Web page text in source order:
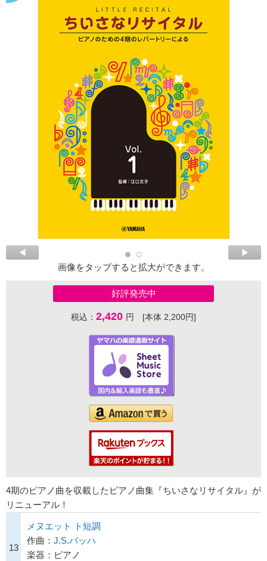
画像をタップすると拡大ができます。
好評発売中
税込： 2,420 円 [本体 2,200円]
4期のピアノ曲を収載したピアノ曲集『ちいさなリサイタル』が
リニューアル！
13
メヌエット ト短調
作曲： J.S.バッハ
楽器：ピアノ